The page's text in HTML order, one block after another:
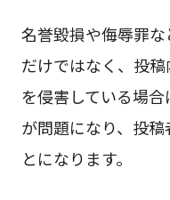
名誉毀損や侮辱罪
だけではなく、投
を侵害している場
が問題になり、投
とになります。